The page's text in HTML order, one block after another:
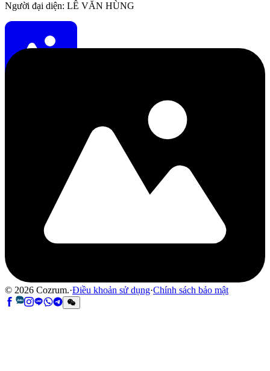
Người đại diện: LÊ VĂN HÙNG
© 2026 Cozrum.·Điều khoản sử dụng·Chính sách bảo mật